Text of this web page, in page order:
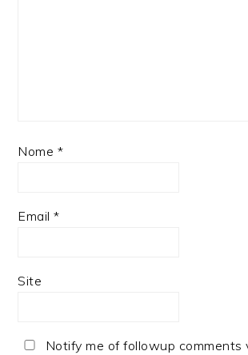
Nome *
Email*
Site
Notify me of followup comments